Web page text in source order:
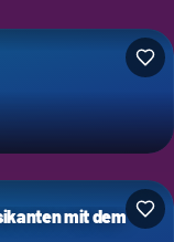
mit dem